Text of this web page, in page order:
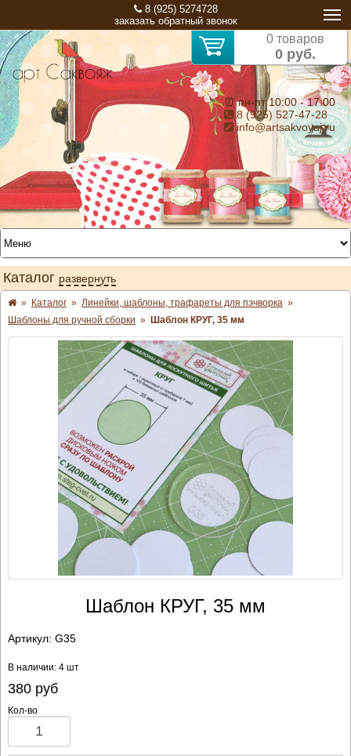
8 (925) 5274728
заказать обратный звонок
0 товаров
0 руб.
⏰ пн-пт 10:00 - 17:00
8 (925) 527-47-28
info@artsakvoyaj.ru
Каталог развернуть
» Каталог » Линейки, шаблоны, трафареты для пэчворка »
Шаблоны для ручной сборки » Шаблон КРУГ, 35 мм
Шаблон КРУГ, 35 мм
Артикул: G35
В наличии: 4 шт
380руб
Кол-во